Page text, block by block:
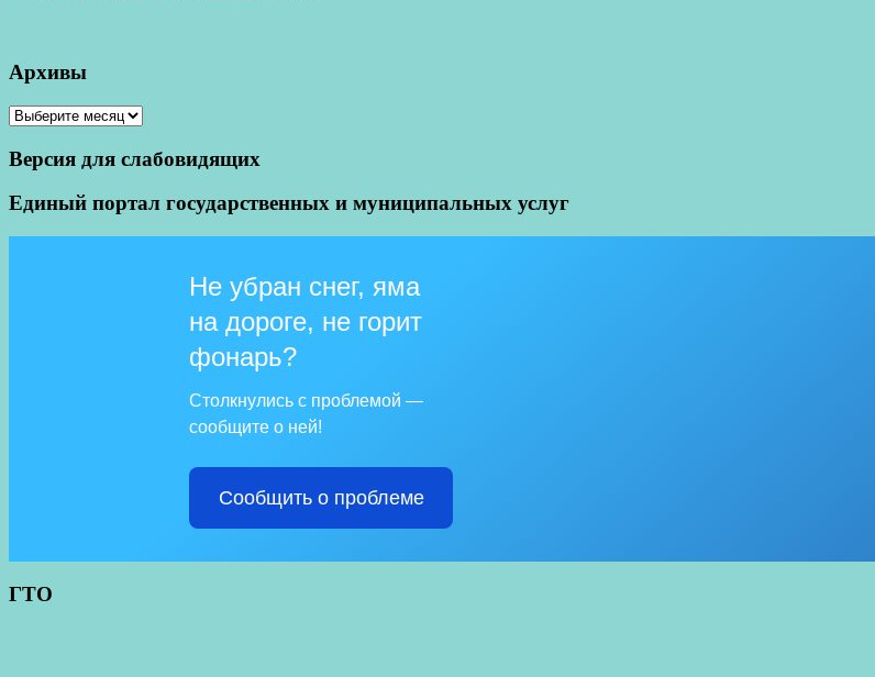
Архивы
Архивы
Версия для слабовидящих
Единый портал государственных и муниципальных услуг
Не убран снег, яма
на дороге, не горит
фонарь?
Столкнулись с проблемой —
сообщите о ней!
Сообщить о проблеме
ГТО